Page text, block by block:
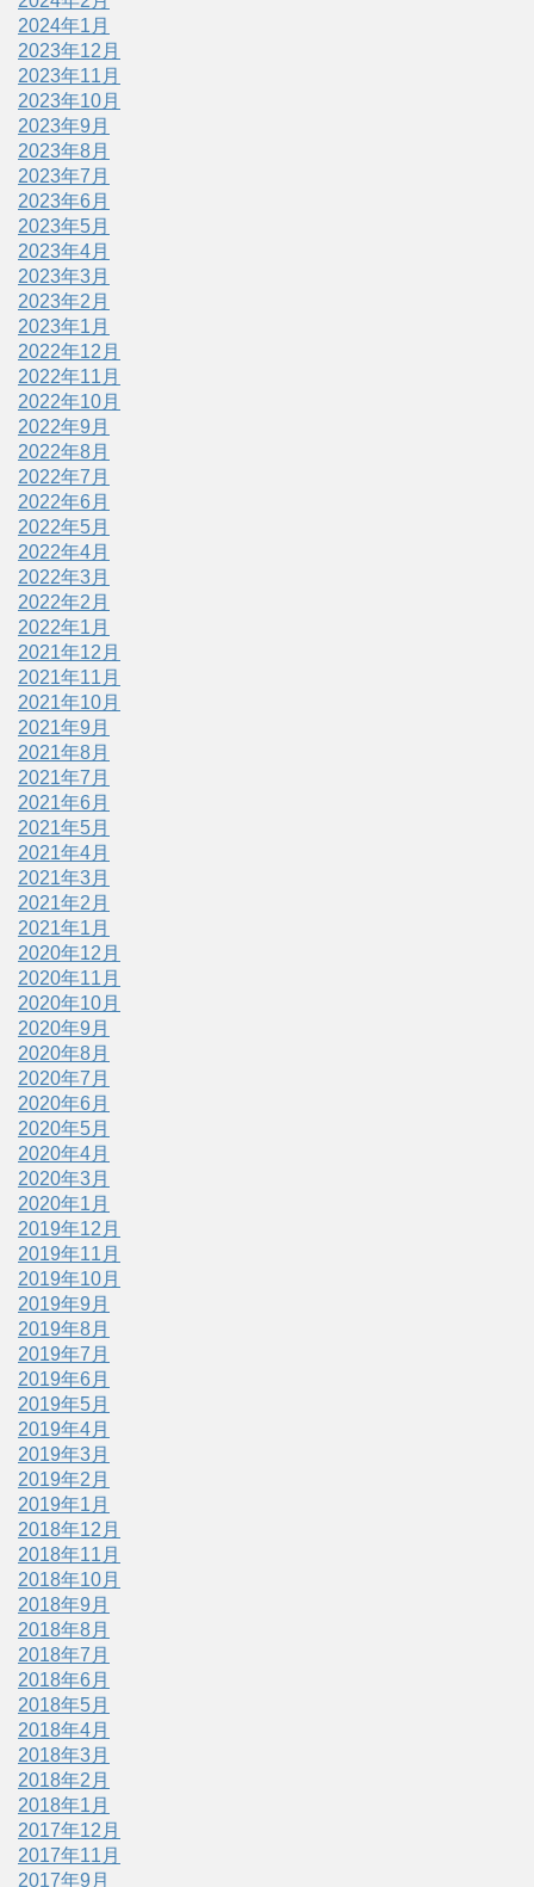
2024年1月
2023年12月
2023年11月
2023年10月
2023年9月
2023年8月
2023年7月
2023年6月
2023年5月
2023年4月
2023年3月
2023年2月
2023年1月
2022年12月
2022年11月
2022年10月
2022年9月
2022年8月
2022年7月
2022年6月
2022年5月
2022年4月
2022年3月
2022年2月
2022年1月
2021年12月
2021年11月
2021年10月
2021年9月
2021年8月
2021年7月
2021年6月
2021年5月
2021年4月
2021年3月
2021年2月
2021年1月
2020年12月
2020年11月
2020年10月
2020年9月
2020年8月
2020年7月
2020年6月
2020年5月
2020年4月
2020年3月
2020年1月
2019年12月
2019年11月
2019年10月
2019年9月
2019年8月
2019年7月
2019年6月
2019年5月
2019年4月
2019年3月
2019年2月
2019年1月
2018年12月
2018年11月
2018年10月
2018年9月
2018年8月
2018年7月
2018年6月
2018年5月
2018年4月
2018年3月
2018年2月
2018年1月
2017年12月
2017年11月
2017年9月